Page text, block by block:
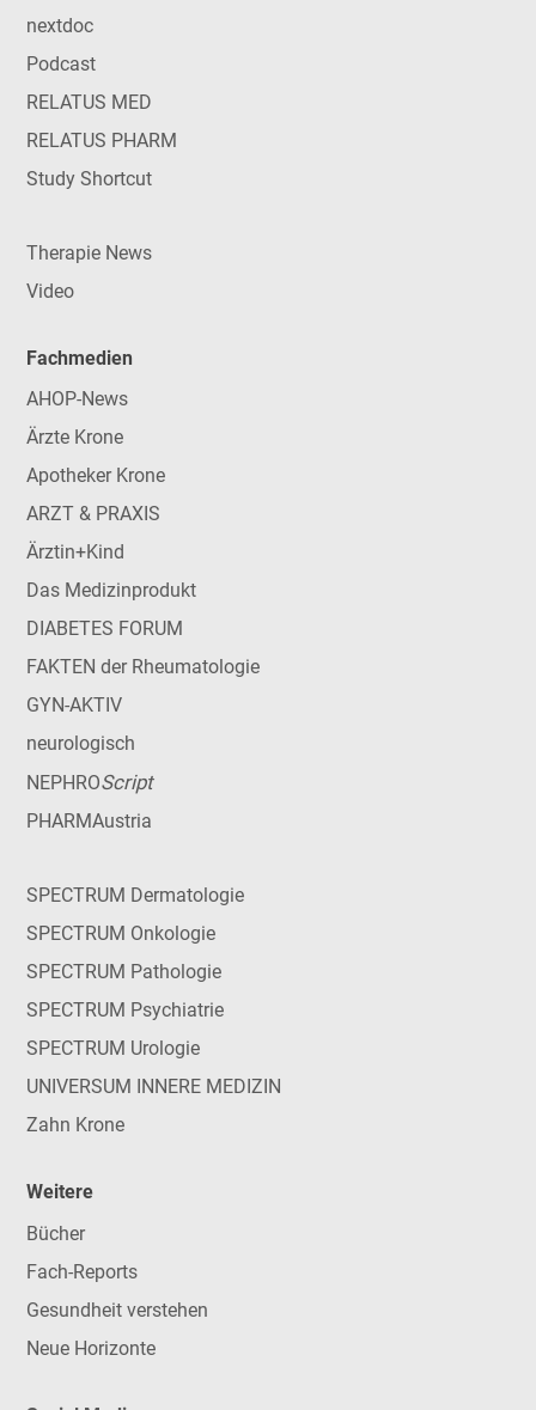
nextdoc
Podcast
RELATUS MED
RELATUS PHARM
Study Shortcut
Therapie News
Video
Fachmedien
AHOP-News
Ärzte Krone
Apotheker Krone
ARZT & PRAXIS
Ärztin+Kind
Das Medizinprodukt
DIABETES FORUM
FAKTEN der Rheumatologie
GYN-AKTIV
neurologisch
NEPHROScript
PHARMAustria
SPECTRUM Dermatologie
SPECTRUM Onkologie
SPECTRUM Pathologie
SPECTRUM Psychiatrie
SPECTRUM Urologie
UNIVERSUM INNERE MEDIZIN
Zahn Krone
Weitere
Bücher
Fach-Reports
Gesundheit verstehen
Neue Horizonte